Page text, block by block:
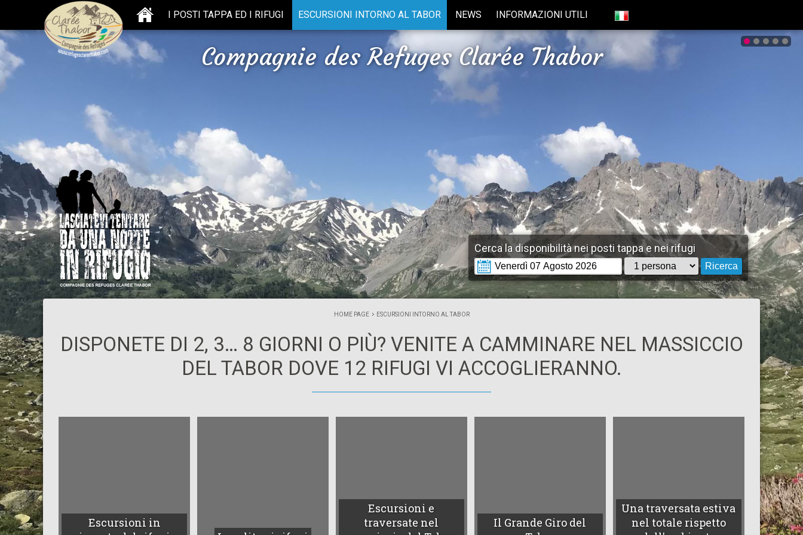
I POSTI TAPPA ED I RIFUGI ESCURSIONI INTORNO AL TABOR NEWS INFORMAZIONI UTILI
Compagnie des Refuges Clarée Thabor
Cerca la disponibilità nei posti tappa e nei rifugi
HOME PAGE ESCURSIONI INTORNO AL TABOR
DISPONETE DI 2, 3… 8 GIORNI O PIÙ? VENITE A CAMMINARE NEL MASSICCIO
DEL TABOR DOVE 12 RIFUGI VI ACCOGLIERANNO.
Escursioni in
Escursioni e
traversate nel
Il Grande Giro del
Una traversata estiva
nel totale rispetto